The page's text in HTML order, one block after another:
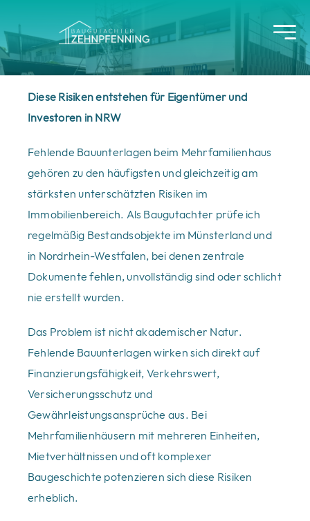
to
content
Diese Risiken entstehen für Eigentümer und
Investoren in NRW
Fehlende Bauunterlagen beim Mehrfamilienhaus
gehören zu den häufigsten und gleichzeitig am
stärksten unterschätzten Risiken im
Immobilienbereich. Als Baugutachter prüfe ich
regelmäßig Bestandsobjekte im Münsterland und
in Nordrhein-Westfalen, bei denen zentrale
Dokumente fehlen, unvollständig sind oder schlicht
nie erstellt wurden.
Das Problem ist nicht akademischer Natur.
Fehlende Bauunterlagen wirken sich direkt auf
Finanzierungsfähigkeit, Verkehrswert,
Versicherungsschutz und
Gewährleistungsansprüche aus. Bei
Mehrfamilienhäusern mit mehreren Einheiten,
Mietverhältnissen und oft komplexer
Baugeschichte potenzieren sich diese Risiken
erheblich.